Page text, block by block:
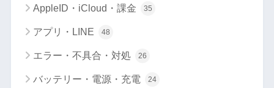
AppleID・iCloud・課金 35
アプリ・LINE 48
エラー・不具合・対処 26
バッテリー・電源・充電 24